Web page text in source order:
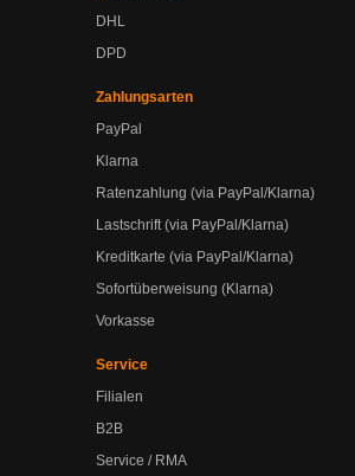
DHL
DPD
Zahlungsarten
PayPal
Klarna
Ratenzahlung (via PayPal/Klarna)
Lastschrift (via PayPal/Klarna)
Kreditkarte (via PayPal/Klarna)
Sofortüberweisung (Klarna)
Vorkasse
Service
Filialen
B2B
Service / RMA